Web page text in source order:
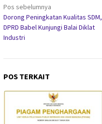
Navigasi
pos
Pos sebelumnya
Dorong Peningkatan Kualitas SDM,
DPRD Babel Kunjungi Balai Diklat
Industri
POS TERKAIT